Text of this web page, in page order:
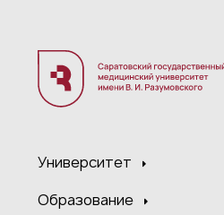
Университет
Образование